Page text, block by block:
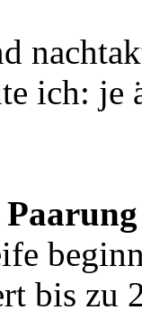
ich: je
bis zu